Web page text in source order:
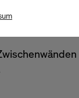
Anpassung